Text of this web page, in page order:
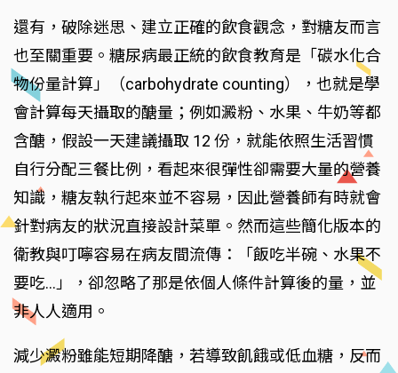
還有，破除迷思、建立正確的飲食觀念，對糖友而言
也至關重要。糖尿病最正統的飲食教育是「碳水化合
物份量計算」（carbohydrate counting），也就是學
會計算每天攝取的醣量；例如澱粉、水果、牛奶等都
含醣，假設一天建議攝取 12 份，就能依照生活習慣
自行分配三餐比例，看起來很彈性卻需要大量的營養
知識，糖友執行起來並不容易，因此營養師有時就會
針對病友的狀況直接設計菜單。然而這些簡化版本的
衛教與叮嚀容易在病友間流傳：「飯吃半碗、水果不
要吃...」，卻忽略了那是依個人條件計算後的量，並
非人人適用。
減少澱粉雖能短期降醣，若導致飢餓或低血糖，反而